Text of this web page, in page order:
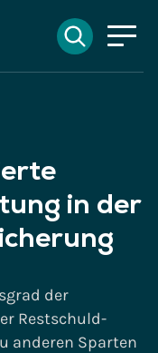
DE
in der
der
Restschuld-
anderen Sparten